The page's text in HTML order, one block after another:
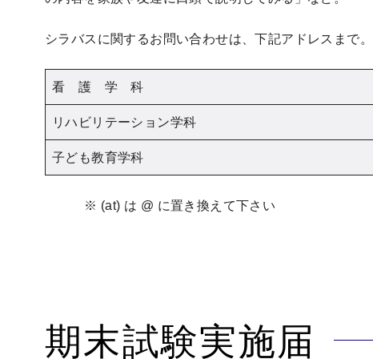
シラバスに関するお問い合わせは、下記アドレスまで。
看 護 学 科
リハビリテーション学科
子ども教育学科
※ (at) は @ に置き換えて下さい
期末試験実施届